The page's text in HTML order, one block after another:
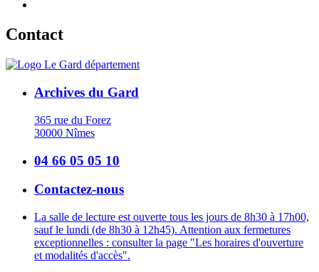
Contact
Archives du Gard
365 rue du Forez
30000 Nîmes
04 66 05 05 10
Contactez-nous
La salle de lecture est ouverte tous les jours de 8h30 à 17h00,
sauf le lundi (de 8h30 à 12h45). Attention aux fermetures
exceptionnelles : consulter la page "Les horaires d'ouverture
et modalités d'accès".